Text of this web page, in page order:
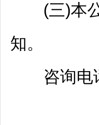
(三)本公
知。
咨询电话